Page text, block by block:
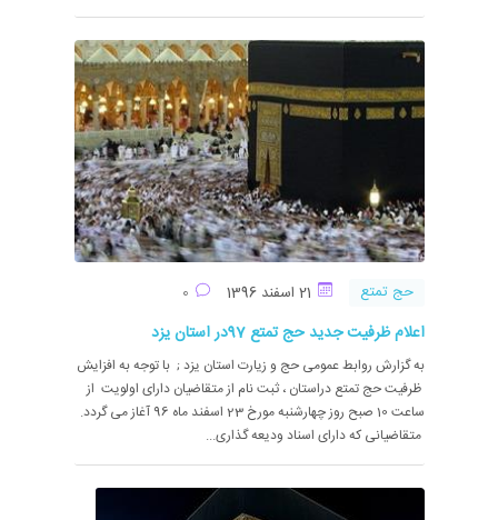
حج تمتع
اعلام ظرفیت جدید حج تمتع 97در استان یزد
به گزارش روابط عمومی حج و زیارت استان یزد ; با توجه به افزایش
ظرفیت حج تمتع دراستان ، ثبت نام از متقاضیان دارای اولویت از
ساعت 10 صبح روز چهارشنبه مورخ 23 اسفند ماه 96 آغاز می گردد.
متقاضیانی که دارای اسناد ودیعه گذاری...